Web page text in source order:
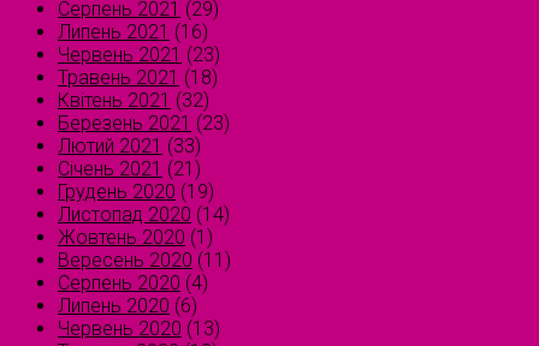
Серпень 2021 (29)
Липень 2021 (16)
Червень 2021 (23)
Травень 2021 (18)
Квітень 2021 (32)
Березень 2021 (23)
Лютий 2021 (33)
Січень 2021 (21)
Грудень 2020 (19)
Листопад 2020 (14)
Жовтень 2020 (1)
Вересень 2020 (11)
Серпень 2020 (4)
Липень 2020 (6)
Червень 2020 (13)